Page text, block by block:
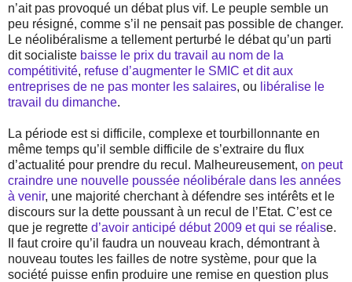
n’ait pas provoqué un débat plus vif. Le peuple semble un
peu résigné, comme s’il ne pensait pas possible de changer.
Le néolibéralisme a tellement perturbé le débat qu’un parti
dit socialiste baisse le prix du travail au nom de la
compétitivité, refuse d’augmenter le SMIC et dit aux
entreprises de ne pas monter les salaires, ou libéralise le
travail du dimanche.
La période est si difficile, complexe et tourbillonnante en
même temps qu’il semble difficile de s’extraire du flux
d’actualité pour prendre du recul. Malheureusement, on peut
craindre une nouvelle poussée néolibérale dans les années
à venir, une majorité cherchant à défendre ses intérêts et le
discours sur la dette poussant à un recul de l’Etat. C’est ce
que je regrette d’avoir anticipé début 2009 et qui se réalise.
Il faut croire qu’il faudra un nouveau krach, démontrant à
nouveau toutes les failles de notre système, pour que la
société puisse enfin produire une remise en question plus